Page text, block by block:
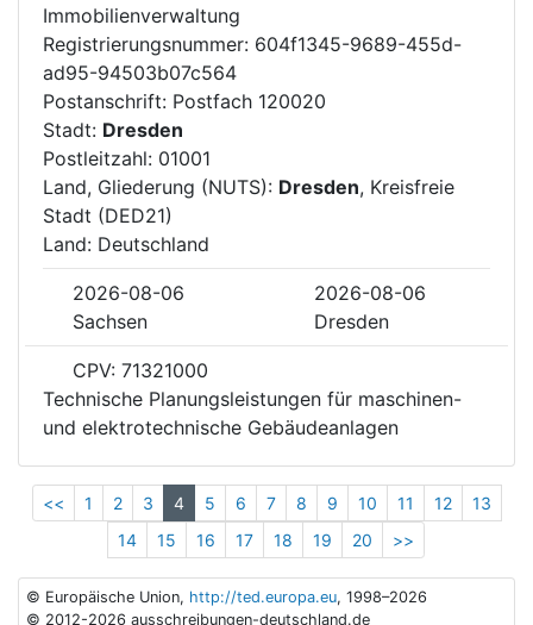
Immobilienverwaltung
Registrierungsnummer: 604f1345-9689-455d-
ad95-94503b07c564
Postanschrift: Postfach 120020
Stadt: Dresden
Postleitzahl: 01001
Land, Gliederung (NUTS): Dresden, Kreisfreie
Stadt (DED21)
Land: Deutschland
2026-08-06
2026-08-06
Sachsen
Dresden
CPV: 71321000
Technische Planungsleistungen für maschinen-
und elektrotechnische Gebäudeanlagen
<< 1 2 3 4 5 6 7 8 9 10 11 12
13
14
15 16 17 18 19 20 >>
© Europäische Union, http://ted.europa.eu, 1998–2026
© 2012-2026 ausschreibungen-deutschland.de